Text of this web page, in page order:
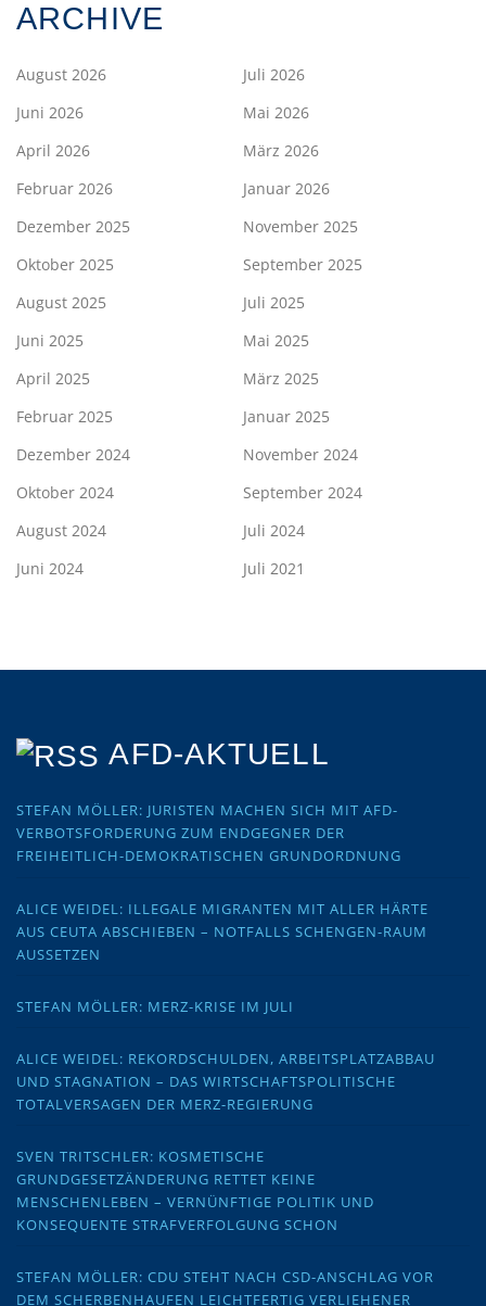
ARCHIVE
August 2026
Juli 2026
Juni 2026
Mai 2026
April 2026
März 2026
Februar 2026
Januar 2026
Dezember 2025
November 2025
Oktober 2025
September 2025
August 2025
Juli 2025
Juni 2025
Mai 2025
April 2025
März 2025
Februar 2025
Januar 2025
Dezember 2024
November 2024
Oktober 2024
September 2024
August 2024
Juli 2024
Juni 2024
Juli 2021
AFD-AKTUELL
STEFAN MÖLLER: JURISTEN MACHEN SICH MIT AFD-
VERBOTSFORDERUNG ZUM ENDGEGNER DER
FREIHEITLICH-DEMOKRATISCHEN GRUNDORDNUNG
ALICE WEIDEL: ILLEGALE MIGRANTEN MIT ALLER HÄRTE
AUS CEUTA ABSCHIEBEN – NOTFALLS SCHENGEN-RAUM
AUSSETZEN
STEFAN MÖLLER: MERZ-KRISE IM JULI
ALICE WEIDEL: REKORDSCHULDEN, ARBEITSPLATZABBAU
UND STAGNATION – DAS WIRTSCHAFTSPOLITISCHE
TOTALVERSAGEN DER MERZ-REGIERUNG
SVEN TRITSCHLER: KOSMETISCHE
GRUNDGESETZÄNDERUNG RETTET KEINE
MENSCHENLEBEN – VERNÜNFTIGE POLITIK UND
KONSEQUENTE STRAFVERFOLGUNG SCHON
STEFAN MÖLLER: CDU STEHT NACH CSD-ANSCHLAG VOR
DEM SCHERBENHAUFEN LEICHTFERTIG VERLIEHENER